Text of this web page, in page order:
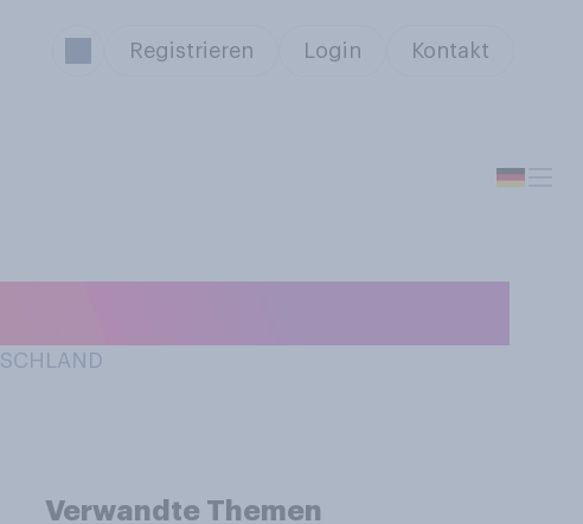
Registrieren Login Kontakt
Verwandte Themen